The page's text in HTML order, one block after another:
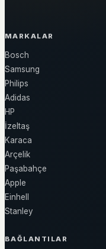
MARKALAR
Bosch
Samsung
Philips
Adidas
HP
İzeltaş
Karaca
Arçelik
Paşabahçe
Apple
Einhell
Stanley
BAĞLANTILAR